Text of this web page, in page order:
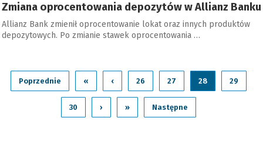
Zmiana oprocentowania depozytów w Allianz Banku
Allianz Bank zmienił oprocentowanie lokat oraz innych produktów
depozytowych. Po zmianie stawek oprocentowania …
Poprzednie « ‹ 26 27 28 29
30 › » Następne